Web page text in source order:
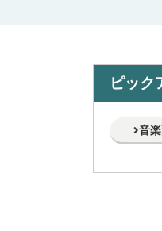
ピック
音